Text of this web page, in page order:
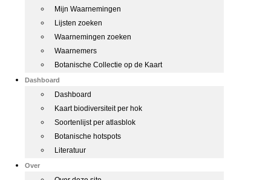
Mijn Waarnemingen
Lijsten zoeken
Waarnemingen zoeken
Waarnemers
Botanische Collectie op de Kaart
Dashboard
Dashboard
Kaart biodiversiteit per hok
Soortenlijst per atlasblok
Botanische hotspots
Literatuur
Over